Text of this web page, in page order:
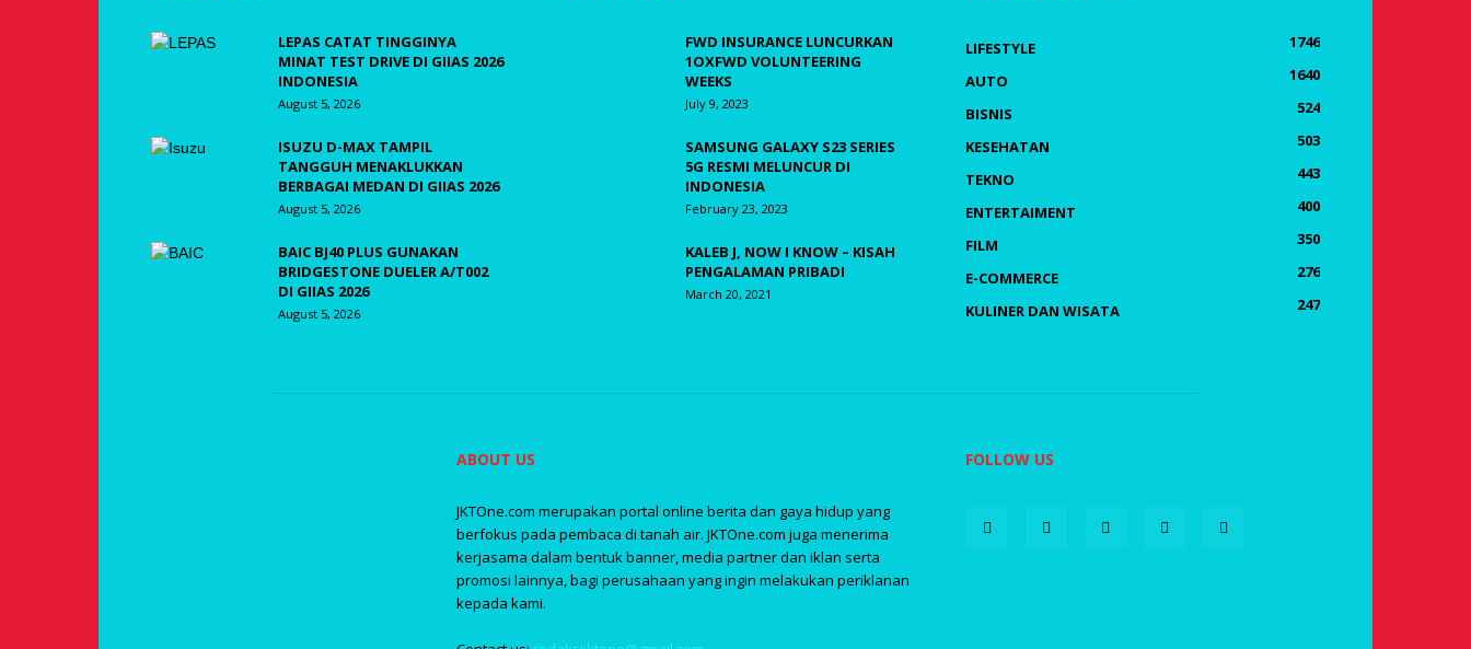
LEPAS CATAT TINGGINYA
MINAT TEST DRIVE DI GIIAS 2026
INDONESIA
August 5, 2026
ISUZU D-MAX TAMPIL
TANGGUH MENAKLUKKAN
BERBAGAI MEDAN DI GIIAS 2026
August 5, 2026
BAIC BJ40 PLUS GUNAKAN
BRIDGESTONE DUELER A/T002
DI GIIAS 2026
August 5, 2026
FWD INSURANCE LUNCURKAN
1OXFWD VOLUNTEERING
WEEKS
July 9, 2023
SAMSUNG GALAXY S23 SERIES
5G RESMI MELUNCUR DI
INDONESIA
February 23, 2023
KALEB J, NOW I KNOW – KISAH
PENGALAMAN PRIBADI
March 20, 2021
LIFESTYLE
1746
AUTO
1640
BISNIS
524
KESEHATAN
503
TEKNO
443
ENTERTAIMENT
400
FILM
350
E-COMMERCE
276
KULINER DAN WISATA
247
ABOUT US
JKTOne.com merupakan portal online berita dan gaya hidup yang
berfokus pada pembaca di tanah air. JKTOne.com juga menerima
kerjasama dalam bentuk banner, media partner dan iklan serta
promosi lainnya, bagi perusahaan yang ingin melakukan periklanan
kepada kami.
FOLLOW US